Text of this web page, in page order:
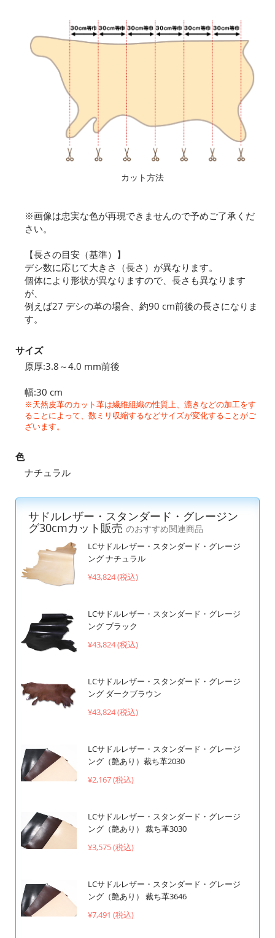
カット方法
※画像は忠実な色が再現できませんので予めご了承くだ
さい。
【長さの目安（基準）】
デシ数に応じて大きさ（長さ）が異なります。
個体により形状が異なりますので、長さも異なります
が、
例えば27 デシの革の場合、約90 cm前後の長さになりま
す。
サイズ
原厚:3.8～4.0 mm前後
幅:30 cm
※天然皮革のカット革は繊維組織の性質上、漉きなどの加工をす
ることによって、数ミリ収縮するなどサイズが変化することがご
ざいます。
色
ナチュラル
サドルレザー・スタンダード・グレージン
グ30cmカット販売 のおすすめ関連商品
LCサドルレザー・スタンダード・グレージ
ング ナチュラル
¥43,824 (税込)
LCサドルレザー・スタンダード・グレージ
ング ブラック
¥43,824 (税込)
LCサドルレザー・スタンダード・グレージ
ング ダークブラウン
¥43,824 (税込)
LCサドルレザー・スタンダード・グレージ
ング（艶あり）裁ち革2030
¥2,167 (税込)
LCサドルレザー・スタンダード・グレージ
ング（艶あり） 裁ち革3030
¥3,575 (税込)
LCサドルレザー・スタンダード・グレージ
ング（艶あり） 裁ち革3646
¥7,491 (税込)